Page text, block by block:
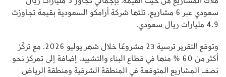
سعودي عبر 6 مشاريع، تلتها شركة أرامكو السعودية بقيمة تجاوزت
4.9 مليارات ريال سعودي.
وتوقع التقرير ترسية 23 مشروعًا خلال شهر يوليو 2026، مع تركّز
أكثر من 60 % منها في قطاع البناء والتشييد، إضافة إلى تمركز نحو
نصف المشاريع المتوقعة في المنطقة الشرقية ومنطقة الرياض